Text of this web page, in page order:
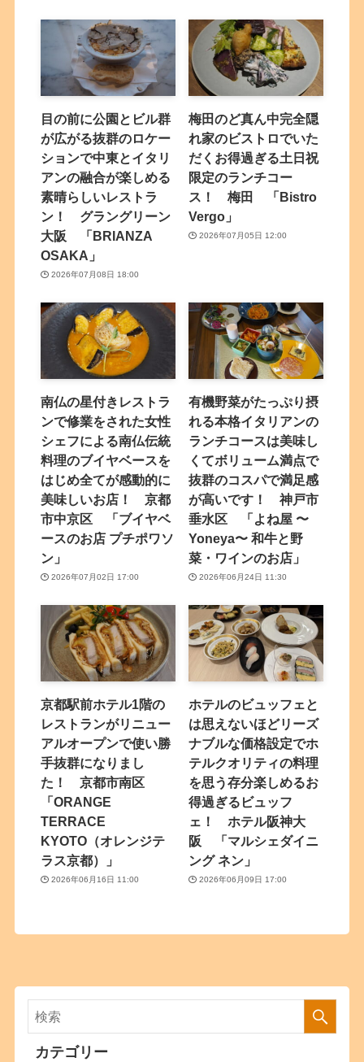
目の前に公園とビル群
が広がる抜群のロケー
ションで中東とイタリ
アンの融合が楽しめる
素晴らしいレストラ
ン！ グラングリーン
大阪 「BRIANZA
OSAKA」
2026年07月08日 18:00
梅田のど真ん中完全隠
れ家のビストロでいた
だくお得過ぎる土日祝
限定のランチコー
ス！ 梅田 「Bistro
Vergo」
2026年07月05日 12:00
南仏の星付きレストラ
ンで修業をされた女性
シェフによる南仏伝統
料理のブイヤベースを
はじめ全てが感動的に
美味しいお店！ 京都
市中京区 「ブイヤベ
ースのお店 プチポワソ
ン」
2026年07月02日 17:00
有機野菜がたっぷり摂
れる本格イタリアンの
ランチコースは美味し
くてボリューム満点で
抜群のコスパで満足感
が高いです！ 神戸市
垂水区 「よね屋 〜
Yoneya〜 和牛と野
菜・ワインのお店」
2026年06月24日 11:30
京都駅前ホテル1階の
レストランがリニュー
アルオープンで使い勝
手抜群になりまし
た！ 京都市南区
「ORANGE
TERRACE
KYOTO（オレンジテ
ラス京都）」
2026年06月16日 11:00
ホテルのビュッフェと
は思えないほどリーズ
ナブルな価格設定でホ
テルクオリティの料理
を思う存分楽しめるお
得過ぎるビュッフ
ェ！ ホテル阪神大
阪 「マルシェダイニ
ング ネン」
2026年06月09日 17:00
カテゴリー